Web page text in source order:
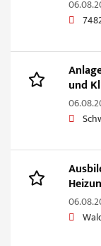
und